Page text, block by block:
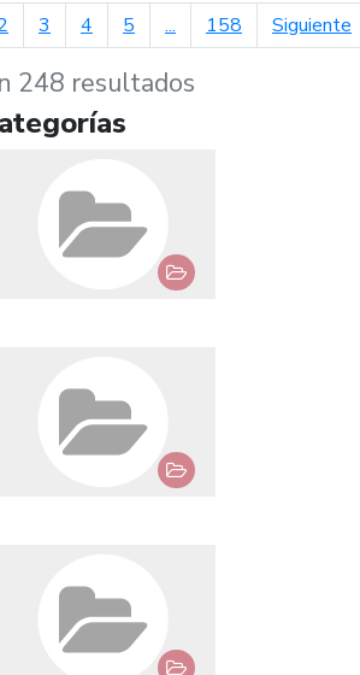
3 4 5 ... 158 Siguiente
248 resultados